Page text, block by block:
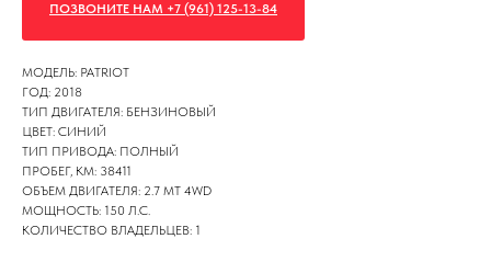
ПОЗВОНИТЕ НАМ +7 (961) 125-13-84
МОДЕЛЬ: PATRIOT
ГОД: 2018
ТИП ДВИГАТЕЛЯ: БЕНЗИНОВЫЙ
ЦВЕТ: СИНИЙ
ТИП ПРИВОДА: ПОЛНЫЙ
ПРОБЕГ, КМ: 38411
ОБЪЕМ ДВИГАТЕЛЯ: 2.7 MT 4WD
МОЩНОСТЬ: 150 Л.С.
КОЛИЧЕСТВО ВЛАДЕЛЬЦЕВ: 1